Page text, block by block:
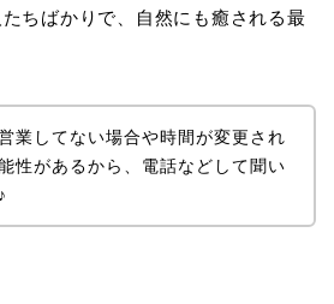
ちばかりで、自然にも癒される最
業してない場合や時間が変更され
性があるから、電話などして聞い